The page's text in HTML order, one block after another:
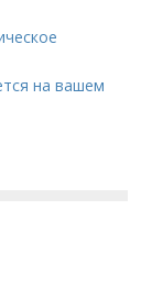
на вашем